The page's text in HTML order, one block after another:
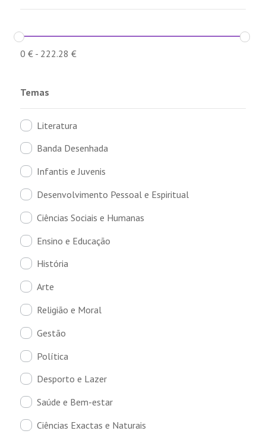
0 €- 222.28 €
Temas
Literatura
Banda Desenhada
Infantis e Juvenis
Desenvolvimento Pessoal e Espiritual
Ciências Sociais e Humanas
Ensino e Educação
História
Arte
Religião e Moral
Gestão
Política
Desporto e Lazer
Saúde e Bem-estar
Ciências Exactas e Naturais